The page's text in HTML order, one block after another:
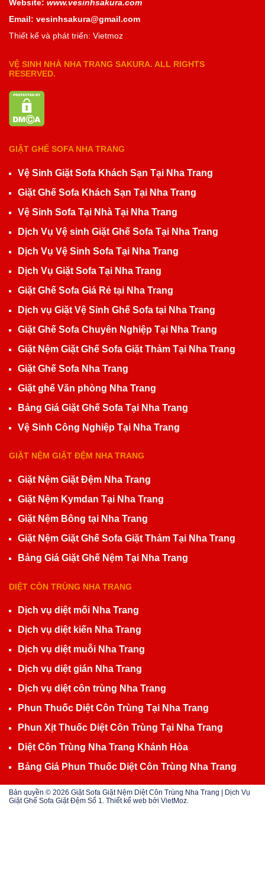
Website: www.vesinhsakura.com
Email: vesinhsakura@gmail.com
Thiết kế và phát triển: Vietmoz
VỆ SINH NHÀ NHA TRANG SAKURA. ALL RIGHTS
RESERVED.
GIẶT GHẾ SOFA NHA TRANG
Vệ Sinh Giặt Sofa Khách Sạn Tại Nha Trang
Giặt Ghế Sofa Khách Sạn Tại Nha Trang
Vệ Sinh Sofa Tại Nhà Tại Nha Trang
Dịch Vụ Vệ sinh Giặt Ghế Sofa Tại Nha Trang
Dịch Vụ Vệ Sinh Sofa Tại Nha Trang
Dịch Vụ Giặt Sofa Tại Nha Trang
Giặt Ghế Sofa Giá Rẻ tại Nha Trang
Dịch vụ Giặt Vệ Sinh Ghế Sofa tại Nha Trang
Giặt Ghế Sofa Chuyên Nghiệp Tại Nha Trang
Giặt Nệm Giặt Ghế Sofa Giặt Thảm Tại Nha Trang
Giặt Ghế Sofa Nha Trang
Giặt ghế Văn phòng Nha Trang
Bảng Giá Giặt Ghế Sofa Tại Nha Trang
Vệ Sinh Công Nghiệp Tại Nha Trang
GIẶT NỆM GIẶT ĐỆM NHA TRANG
Giặt Nệm Giặt Đệm Nha Trang
Giặt Nệm Kymdan Tại Nha Trang
Giặt Nệm Bông tại Nha Trang
Giặt Nệm Giặt Ghế Sofa Giặt Thảm Tại Nha Trang
Bảng Giá Giặt Ghế Nệm Tại Nha Trang
DIỆT CÔN TRÙNG NHA TRANG
Dịch vụ diệt mối Nha Trang
Dịch vụ diệt kiến Nha Trang
Dịch vụ diệt muỗi Nha Trang
Dịch vụ diệt gián Nha Trang
Dịch vụ diệt côn trùng Nha Trang
Phun Thuốc Diệt Côn Trùng Tại Nha Trang
Phun Xịt Thuốc Diệt Côn Trùng Tại Nha Trang
Diệt Côn Trùng Nha Trang Khánh Hòa
Bảng Giá Phun Thuốc Diệt Côn Trùng Nha Trang
Bản quyền © 2026 Giặt Sofa Giặt Nệm Diệt Côn Trùng Nha Trang | Dịch Vụ
Giặt Ghế Sofa Giặt Đệm Số 1
. Thiết kế web bởi VietMoz